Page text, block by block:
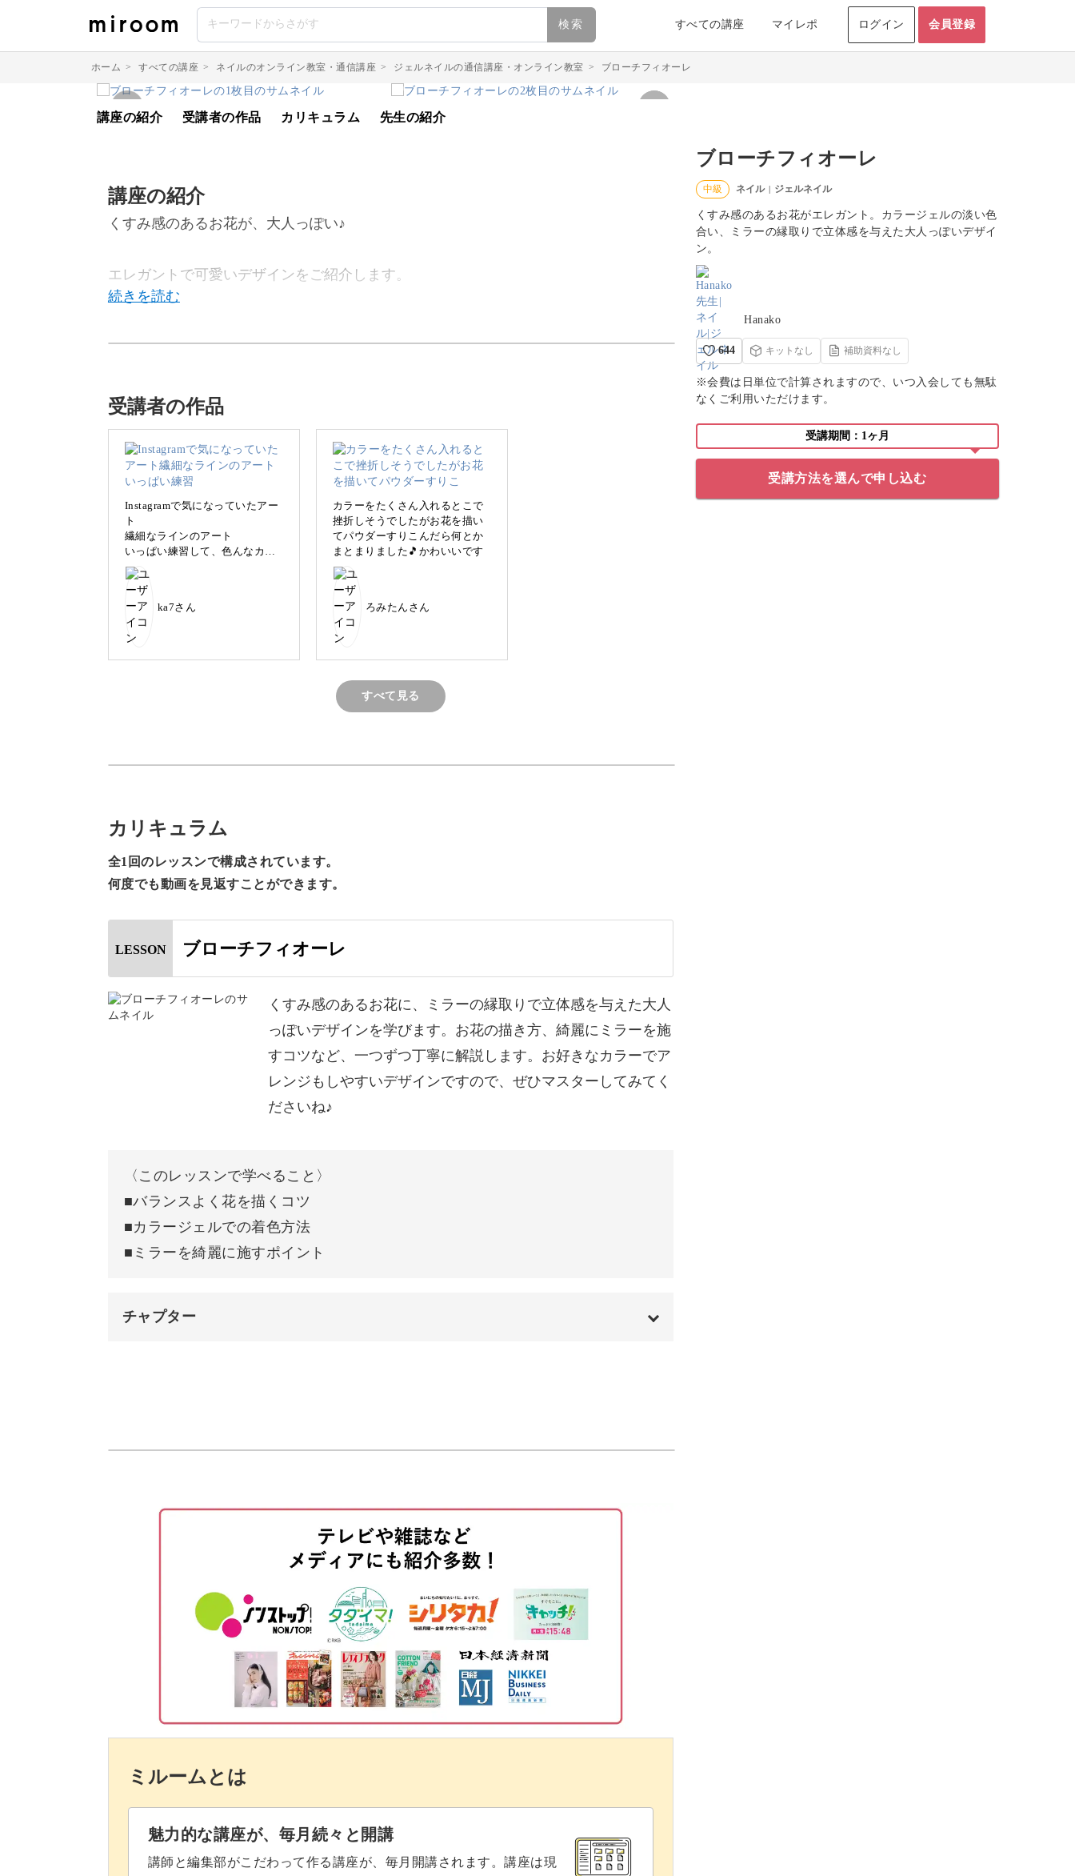
検索 すべての講座 マイレポ ログイン 会員登録
ホーム > すべての講座 > ネイルのオンライン教室・通信講座 > ジェルネイルの通信講座・オンライン教室 > ブローチフィオーレ
ブローチフィオーレ
中級 ネイル | ジェルネイル
くすみ感のあるお花がエレガント。カラージェルの淡い色
合い、ミラーの縁取りで立体感を与えた大人っぽいデザイ
ン。
Hanako
644 キットなし 補助資料なし
※会費は日単位で計算されますので、いつ入会しても無駄
なくご利用いただけます。
受講期間：1ヶ月
受講方法を選んで申し込む
講座の紹介 受講者の作品 カリキュラム 先生の紹介
講座の紹介
くすみ感のあるお花が、大人っぽい♪
エレガントで可愛いデザインをご紹介します。
だいたい5～6枚程度を目安にしながら、お花の大体のフォルムを描いていきましょう。
レッスン動画を見ながらデザインを真似して描いて頂くことで、少しずつ丁度よいお花
を描く感覚が掴めてきますよ♪
一つずつの工程を丁寧に解説しますので、ぜひ何度も練習してみてくださいね。
お花が描けたら、カラージェルで淡くお色をのせていきます。
程よくくすませる着色で、大人っぽく仕上げていきましょう。
後半は、お花のふちを描き、その上からミラーを施す作業に入ります。
使ったりしてみましょう♪
華やかさがありながらも、主張しすぎることのないデザイン♪
日常使いもしやすくお客様にもご提案しやすいアートです。
ぜひ、マスターしてサロンワークでご活用くださいね。
受講者の作品
Instagramで気になっていたアー
ト
繊細なラインのアート
いっぱい練習して、色んなカラ
ーバージョン作って見よっと思
います。
ka7さん
カラーをたくさん入れるとこで
挫折しそうでしたがお花を描い
てパウダーすりこんだら何とか
まとまりました🎵かわいいです
ろみたんさん
すべて見る
カリキュラム
全1回のレッスンで構成されています。
何度でも動画を見返すことができます。
LESSON ブローチフィオーレ
くすみ感のあるお花に、ミラーの縁取りで立体感を与えた大人
っぽいデザインを学びます。お花の描き方、綺麗にミラーを施
すコツなど、一つずつ丁寧に解説します。お好きなカラーでア
レンジもしやすいデザインですので、ぜひマスターしてみてく
ださいね♪
〈このレッスンで学べること〉
■バランスよく花を描くコツ
■カラージェルでの着色方法
■ミラーを綺麗に施すポイント
チャプター
花を描く
花の上にカラージェルを塗布する
トップジェルを塗布する
表面を整える
アート用ホワイトでふち取りをする
ミラーを塗布する
完成♪
ミルームとは
魅力的な講座が、毎月続々と開講
講師と編集部がこだわって作る講座が、毎月開講されます。講座は現